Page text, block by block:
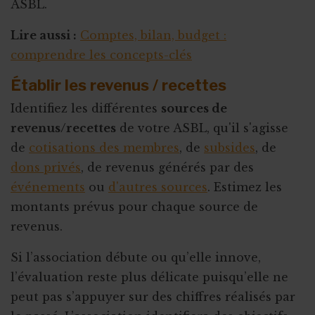
ASBL.
Lire aussi : Comptes, bilan, budget :
comprendre les concepts-clés
Établir les revenus / recettes
Identifiez les différentes sources de
revenus/recettes de votre ASBL, qu'il s'agisse
de cotisations des membres, de subsides, de
dons privés, de revenus générés par des
événements ou d'autres sources. Estimez les
montants prévus pour chaque source de
revenus.
Si l’association débute ou qu’elle innove,
l’évaluation reste plus délicate puisqu’elle ne
peut pas s’appuyer sur des chiffres réalisés par